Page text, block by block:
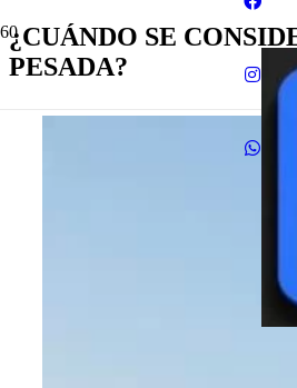
¿CUÁNDO SE
PESADA?